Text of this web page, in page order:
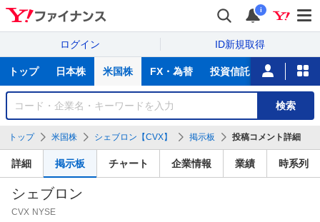
i
ログイン ID新規取得
サ
トップ 日本株 米国株 FX・為替 投資信託 ニュース
銘
検
索
検索
トップ 米国株 シェブロン【CVX】 掲示板 投稿コメント詳細
詳細 掲示板 チャート 企業情報 業績 時系列
シェブロン
CVX NYSE